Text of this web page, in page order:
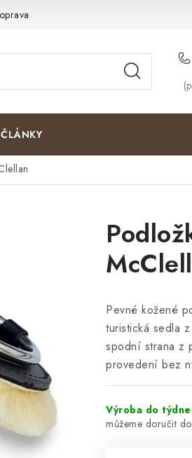
a platby Moje
ČLÁNKY
Pevné kožené
turistická sedla
spodní strana z
provedení bez
Výroba do týdne